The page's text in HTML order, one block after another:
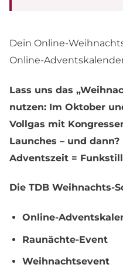
Dein Online-
Online-
Lass uns das
nutzen: Im Oktober
Vollgas mit
Launches – und
Adventszeit =
Die TDB Weihnachts-
Online-
Raunächte-Event
Weihnachtsevent